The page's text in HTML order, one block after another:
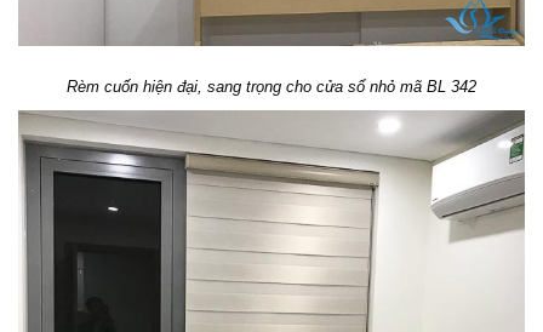
Rèm cuốn hiện đại, sang trọng cho cửa sổ nhỏ mã BL 342